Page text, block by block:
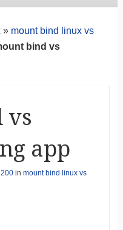
» mount bind linux vs
bind vs
vs
app
in mount bind linux vs